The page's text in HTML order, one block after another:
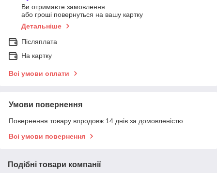
Ви отримаєте замовлення
або гроші повернуться на вашу картку
Детальніше
Післяплата
На картку
Всі умови оплати
Умови повернення
Повернення товару впродовж 14 днів за домовленістю
Всі умови повернення
Подібні товари компанії